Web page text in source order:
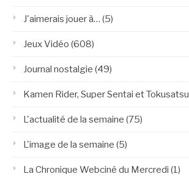
J'aimerais jouer à… (5)
Jeux Vidéo (608)
Journal nostalgie (49)
Kamen Rider, Super Sentai et Tokusatsu
L'actualité de la semaine (75)
L'image de la semaine (5)
La Chronique Webciné du Mercredi (1)